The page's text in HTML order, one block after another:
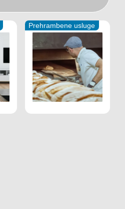
Prehrambene usluge